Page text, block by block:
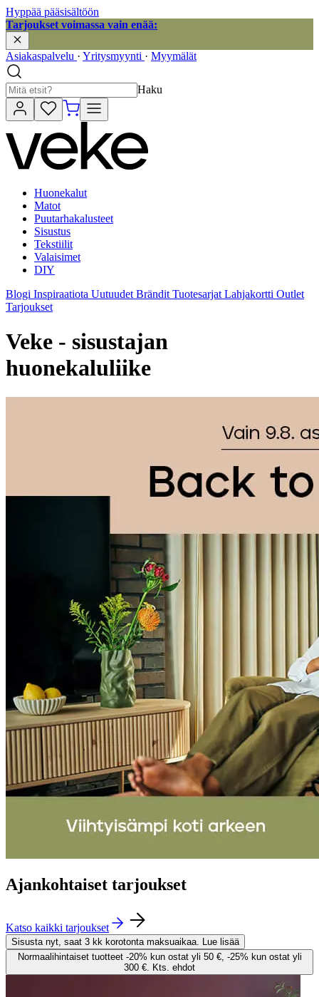
Hyppää pääsisältöön
Tarjoukset voimassa vain enää:
Asiakaspalvelu · Yritysmyynti · Myymälät
Haku
Huonekalut
Matot
Puutarhakalusteet
Sisustus
Tekstiilit
Valaisimet
DIY
Blogi Inspiraatiota Uutuudet Brändit Tuotesarjat Lahjakortti Outlet
Tarjoukset
Veke - sisustajan
huonekaluliike
Ajankohtaiset tarjoukset
Katso kaikki tarjoukset
Sisusta nyt, saat 3 kk korotonta maksuaikaa. Lue lisää
Normaalihintaiset tuotteet -20% kun ostat yli 50 €, -25% kun ostat yli
300 €. Kts. ehdot